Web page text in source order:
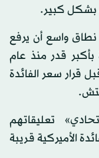
بشكل كبير.
واسع أن يرفع
بأكبر قدر منذ عام
قبل قرار سعر الفائدة
تعليقاتهم
الأميركية قريبة